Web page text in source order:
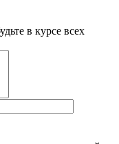
в курсе всех